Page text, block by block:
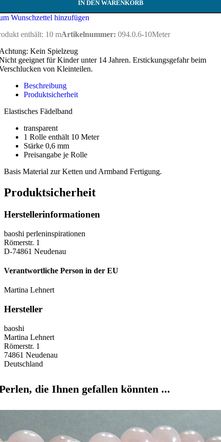
IN DEN WARENKORB
Wunschzettel hinzufügen
enthält: 10 mArtikelnummer: 094.0.6-10Meter
Kein Spielzeug
geeignet für Kinder unter 14 Jahren. Erstickungsgefahr beim
von Kleinteilen.
Beschreibung
Produktsicherheit
Elastisches Fädelband
transparent
1 Rolle enthält 10 Meter
Stärke 0,6 mm
Preisangabe je Rolle
Basis Material zur Ketten und Armband Fertigung.
Produktsicherheit
Herstellerinformationen
baoshi perleninspirationen
Römerstr. 1
D-74861 Neudenau
Verantwortliche Person in der EU
Martina Lehnert
Hersteller
baoshi
Martina Lehnert
Römerstr. 1
74861 Neudenau
Deutschland
die Ihnen gefallen könnten ...